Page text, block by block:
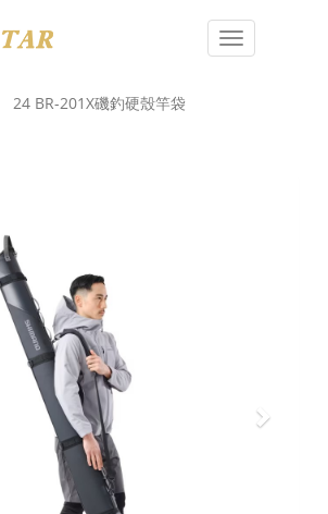
Toggle
24 BR-201X磯釣硬殼竿袋